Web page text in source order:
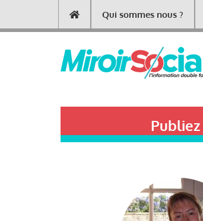
contenu
Main
navigation
Qui sommes nous ?
Publiez